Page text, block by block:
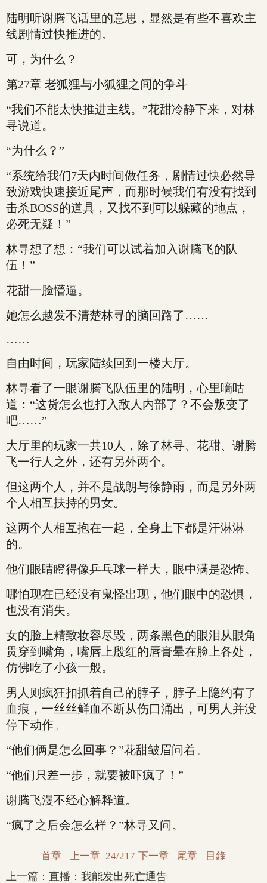
陆明听谢腾飞话里的意思，显然是有些不喜欢主
线剧情过快推进的。
可，为什么？
第27章 老狐狸与小狐狸之间的争斗
“我们不能太快推进主线。”花甜冷静下来，对林
寻说道。
“为什么？”
“系统给我们7天内时间做任务，剧情过快必然导
致游戏快速接近尾声，而那时候我们有没有找到
击杀BOSS的道具，又找不到可以躲藏的地点，
必死无疑！”
林寻想了想：“我们可以试着加入谢腾飞的队
伍！”
花甜一脸懵逼。
她怎么越发不清楚林寻的脑回路了……
……
自由时间，玩家陆续回到一楼大厅。
林寻看了一眼谢腾飞队伍里的陆明，心里嘀咕
道：“这货怎么也打入敌人内部了？不会叛变了
吧……”
大厅里的玩家一共10人，除了林寻、花甜、谢腾
飞一行人之外，还有另外两个。
但这两个人，并不是战朗与徐静雨，而是另外两
个人相互扶持的男女。
这两个人相互抱在一起，全身上下都是汗淋淋
的。
他们眼睛瞪得像乒乓球一样大，眼中满是恐怖。
哪怕现在已经没有鬼怪出现，他们眼中的恐惧，
也没有消失。
女的脸上精致妆容尽毁，两条黑色的眼泪从眼角
贯穿到嘴角，嘴唇上殷红的唇膏晕在脸上各处，
仿佛吃了小孩一般。
男人则疯狂扣抓着自己的脖子，脖子上隐约有了
血痕，一丝丝鲜血不断从伤口涌出，可男人并没
停下动作。
“他们俩是怎么回事？”花甜皱眉问着。
“他们只差一步，就要被吓疯了！”
谢腾飞漫不经心解释道。
“疯了之后会怎么样？”林寻又问。
首章 上一章 24/217 下一章 尾章 目錄
上一篇： 直播：我能发出死亡通告